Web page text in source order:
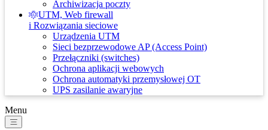
Archiwizacja poczty
UTM, Web firewall
i Rozwiązania sieciowe
Urządzenia UTM
Sieci bezprzewodowe AP (Access Point)
Przełączniki (switches)
Ochrona aplikacji webowych
Ochrona automatyki przemysłowej OT
UPS zasilanie awaryjne
Menu